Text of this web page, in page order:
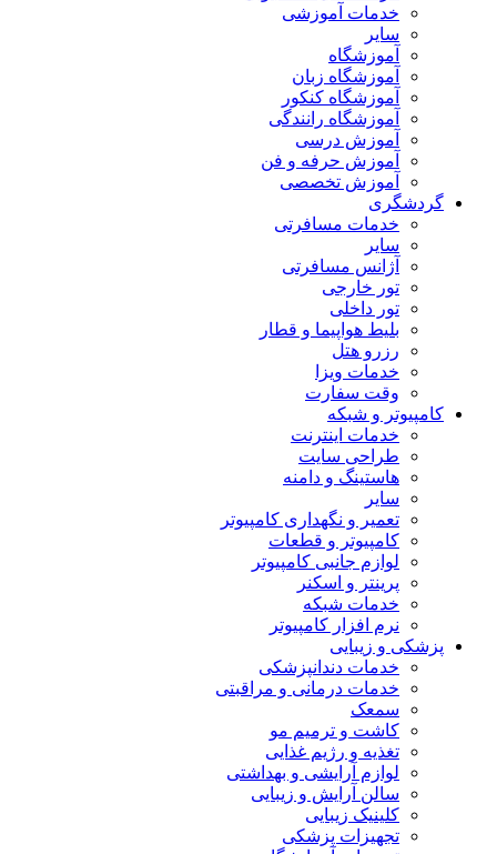
خدمات آموزشی
سایر
آموزشگاه
آموزشگاه زبان
آموزشگاه کنکور
آموزشگاه رانندگی
آموزش درسی
آموزش حرفه و فن
آموزش تخصصی
گردشگری
خدمات مسافرتی
سایر
آژانس مسافرتی
تور خارجی
تور داخلی
بلیط هواپیما و قطار
رزرو هتل
خدمات ویزا
وقت سفارت
کامپیوتر و شبکه
خدمات اینترنت
طراحی سایت
هاستینگ و دامنه
سایر
تعمیر و نگهداری کامپیوتر
کامپیوتر و قطعات
لوازم جانبی کامپیوتر
پرینتر و اسکنر
خدمات شبکه
نرم افزار کامپیوتر
پزشکی و زیبایی
خدمات دندانپزشکی
خدمات درمانی و مراقبتی
سمعک
کاشت و ترمیم مو
تغذیه و رژیم غذایی
لوازم آرایشی و بهداشتی
سالن آرایش و زیبایی
کلینیک زیبایی
تجهیزات پزشکی